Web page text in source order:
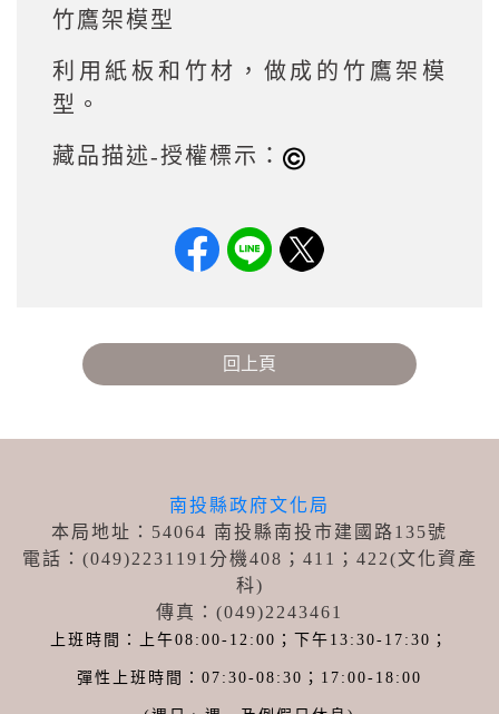
竹鷹架模型
利用紙板和竹材，做成的竹鷹架模
型。
藏品描述-授權標示：
回上頁
南投縣政府文化局
本局地址：54064 南投縣南投市建國路135號
電話：(049)2231191分機408；411 ；422(文化資產
科)
傳真：(049)2243461
上班時間：上午08:00-12:00；下午13:30-17:30；
彈性上班時間：07:30-08:30；17:00-18:00